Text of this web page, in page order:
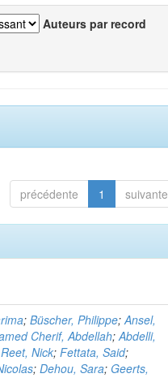
Auteurs par record
précédente 1 suivante
;Büscher, Philippe;Ansel,
Cherif, Abdellah;Abdelli,
Nick;Fettata, Said;
;Dehou, Sara; Geerts,